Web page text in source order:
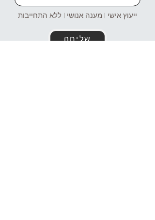
ייעוץ אישי | מענה אנושי | ללא התחייבות
שליחה